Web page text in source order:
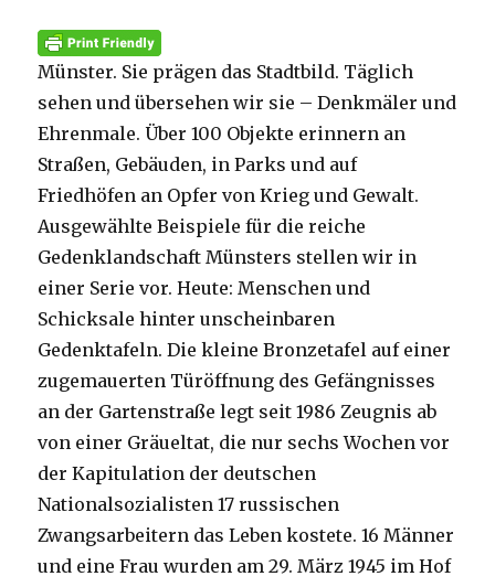
Münster. Sie prägen das Stadtbild. Täglich
sehen und übersehen wir sie – Denkmäler und
Ehrenmale. Über 100 Objekte erinnern an
Straßen, Gebäuden, in Parks und auf
Friedhöfen an Opfer von Krieg und Gewalt.
Ausgewählte Beispiele für die reiche
Gedenklandschaft Münsters stellen wir in
einer Serie vor. Heute: Menschen und
Schicksale hinter unscheinbaren
Gedenktafeln. Die kleine Bronzetafel auf einer
zugemauerten Türöffnung des Gefängnisses
an der Gartenstraße legt seit 1986 Zeugnis ab
von einer Gräueltat, die nur sechs Wochen vor
der Kapitulation der deutschen
Nationalsozialisten 17 russischen
Zwangsarbeitern das Leben kostete. 16 Männer
und eine Frau wurden am 29. März 1945 im Hof